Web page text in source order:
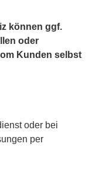
können ggf.
oder
Kunden selbst
oder bei
per